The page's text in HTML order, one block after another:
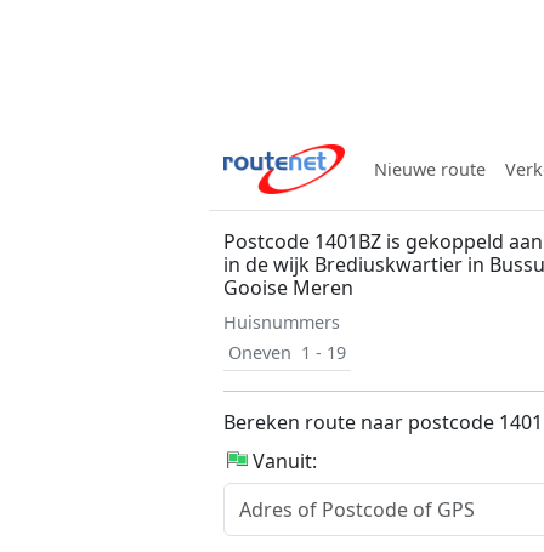
Nieuwe route
Postcode 1401BZ is gekoppeld
in de wijk Brediuskwartier in
Gooise Meren
Huisnummers
Oneven 1 - 19
Bereken route naar postcode
Vanuit: